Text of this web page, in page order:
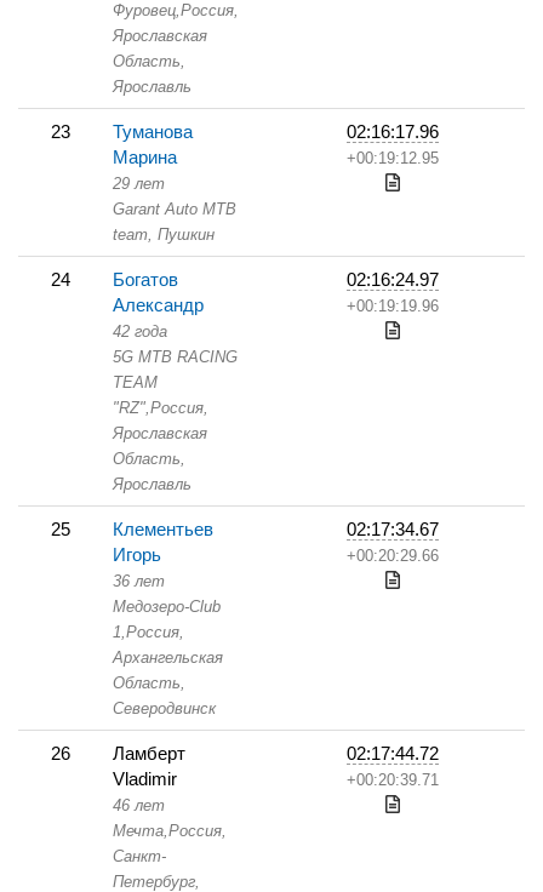
Фуровец,Россия,
Ярославская
Область,
Ярославль
23
Туманова
Марина
29 лет
Garant Auto MTB
team, Пушкин
02:16:17.96
+00:19:12.95
24
Богатов
Александр
42 года
5G MTB RACING
TEAM
"RZ",Россия,
Ярославская
Область,
Ярославль
02:16:24.97
+00:19:19.96
25
Клементьев
Игорь
36 лет
Медозеро-Club
1,Россия,
Архангельская
Область,
Северодвинск
02:17:34.67
+00:20:29.66
26
Ламберт
Vladimir
46 лет
Мечта,Россия,
Санкт-
Петербург,
02:17:44.72
+00:20:39.71